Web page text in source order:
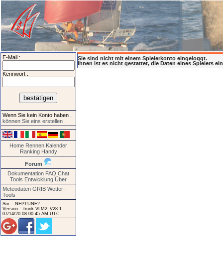
E-Mail :
Kennwort :
Wenn Sie kein Konto haben
können Sie eins erstellen
Home Rennen Kalender
Ranking Handy
Forum
Dokumentation FAQ Chat
Tools Entwicklung Über
Meteodaten GRIB Wetter-
Tools
Srv = NEPTUNE2.
Version = trunk VLM2_V28.1_
07/14/20 08:00:45 AM UTC
Sie sind nicht mit einem Spielerkonto eingeloggt.
Ihnen ist es nicht gestattet, die Daten eines Spielers